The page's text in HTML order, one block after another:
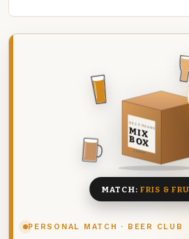
PERSONAL MATCH · BEER CLUB
DEZE MAAND
MIX
BOX
8 BIEREN
MATCH: FRIS &